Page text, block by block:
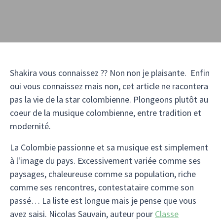
Shakira vous connaissez ?? Non non je plaisante. Enfin
oui vous connaissez mais non, cet article ne racontera
pas la vie de la star colombienne. Plongeons plutôt au
coeur de la musique colombienne, entre tradition et
modernité.
La Colombie passionne et sa musique est simplement
à l'image du pays. Excessivement variée comme ses
paysages, chaleureuse comme sa population, riche
comme ses rencontres, contestataire comme son
passé… La liste est longue mais je pense que vous
avez saisi. Nicolas Sauvain, auteur pour Classe